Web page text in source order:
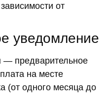
от
уведомление
— предварительное
на месте
(от одного месяца до